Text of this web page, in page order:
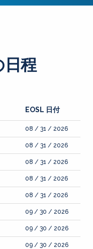
日程
EOSL 日付
08 / 31 / 2026
08 / 31 / 2026
08 / 31 / 2026
08 / 31 / 2026
08 / 31 / 2026
09 / 30 / 2026
09 / 30 / 2026
09 / 30 / 2026